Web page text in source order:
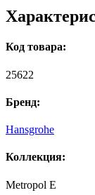
Код товара:
25622
Бренд:
Hansgrohe
Коллекция:
Metropol E